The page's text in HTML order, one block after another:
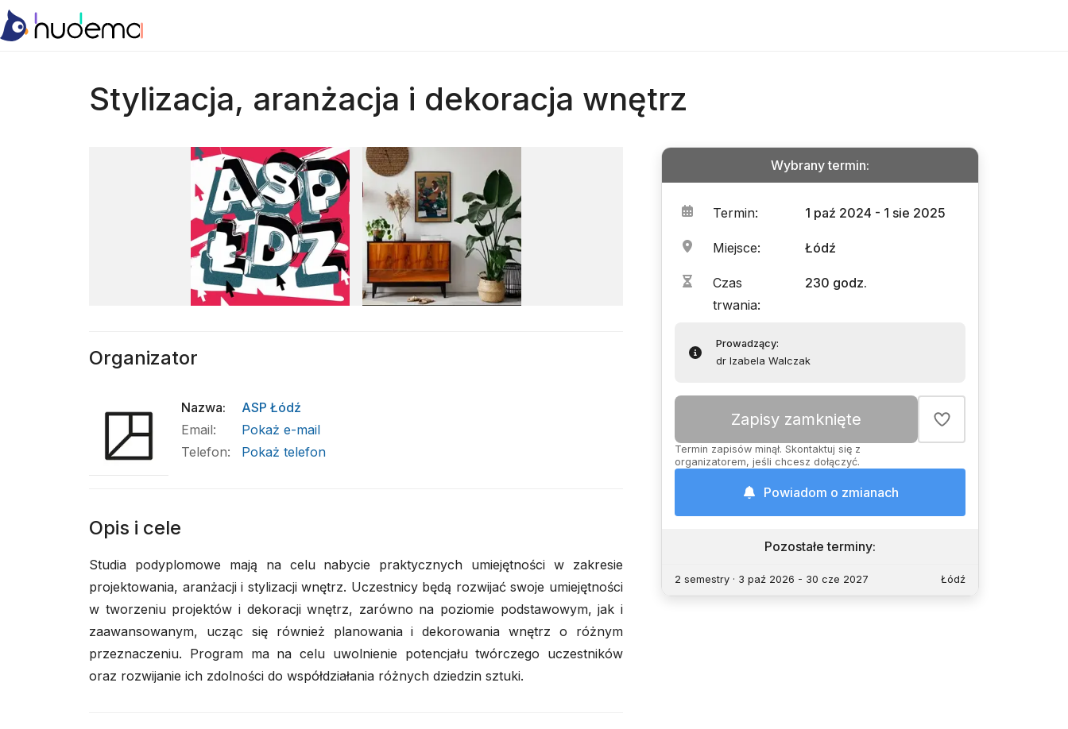
Stylizacja, aranżacja i dekoracja wnętrz
Wybrany termin:
Termin: 1 paź 2024 - 1 sie 2025
Miejsce: Łódź
Czas
trwania:
230 godz.
Prowadzący:
dr Izabela Walczak
Zapisy zamknięte
Termin zapisów minął. Skontaktuj się z
organizatorem, jeśli chcesz dołączyć.
Powiadom o zmianach
Pozostałe terminy:
2 semestry · 3 paź 2026 - 30 cze 2027 Łódź
Organizator
Nazwa:
ASP Łódź
Email:
Pokaż e-mail
Telefon: Pokaż telefon
Opis i cele
Studia podyplomowe mają na celu nabycie praktycznych umiejętności w zakresie
projektowania, aranżacji i stylizacji wnętrz. Uczestnicy będą rozwijać swoje umiejętności
w tworzeniu projektów i dekoracji wnętrz, zarówno na poziomie podstawowym, jak i
zaawansowanym, ucząc się również planowania i dekorowania wnętrz o różnym
przeznaczeniu. Program ma na celu uwolnienie potencjału twórczego uczestników
oraz rozwijanie ich zdolności do współdziałania różnych dziedzin sztuki.